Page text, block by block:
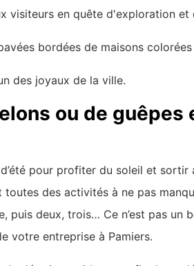
visiteurs en quête d'exploration et
bordées de maisons
des joyaux de la ville.
ou de guêpes
pour profiter du soleil et
des activités à ne pas
puis deux, trois… Ce n’est pas
votre entreprise à Pamiers.